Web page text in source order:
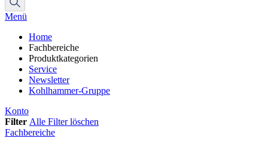
Menü
Home
Fachbereiche
Produktkategorien
Service
Newsletter
Kohlhammer-Gruppe
Konto
Filter Alle Filter löschen
Fachbereiche